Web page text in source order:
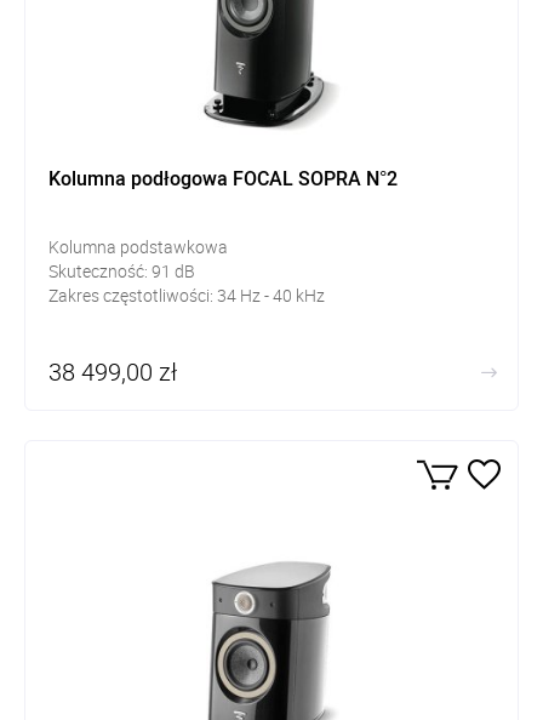
Kolumna podłogowa FOCAL SOPRA N°2
Kolumna podstawkowa
Skuteczność: 91 dB
Zakres częstotliwości: 34 Hz - 40 kHz
38 499,00 zł